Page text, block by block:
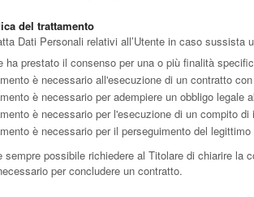
del trattamento
Dati Personali relativi all’Utente in caso sussista
ha prestato il consenso per una o più finalità
è necessario all'esecuzione di un contratto
è necessario per adempiere un obbligo legale
è necessario per l'esecuzione di un compito
è necessario per il perseguimento del
sempre possibile richiedere al Titolare di chiarire
per concludere un contratto.